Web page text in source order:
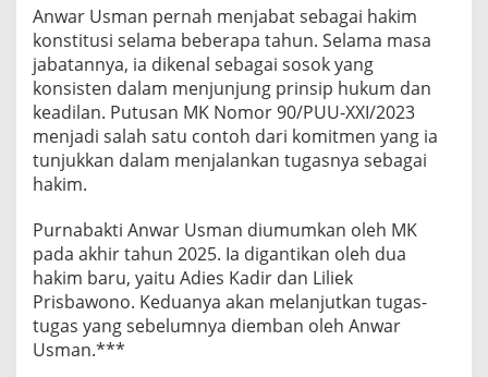
Anwar Usman pernah menjabat sebagai hakim
konstitusi selama beberapa tahun. Selama masa
jabatannya, ia dikenal sebagai sosok yang
konsisten dalam menjunjung prinsip hukum dan
keadilan. Putusan MK Nomor 90/PUU-XXI/2023
menjadi salah satu contoh dari komitmen yang ia
tunjukkan dalam menjalankan tugasnya sebagai
hakim.
Purnabakti Anwar Usman diumumkan oleh MK
pada akhir tahun 2025. Ia digantikan oleh dua
hakim baru, yaitu Adies Kadir dan Liliek
Prisbawono. Keduanya akan melanjutkan tugas-
tugas yang sebelumnya diemban oleh Anwar
Usman.***